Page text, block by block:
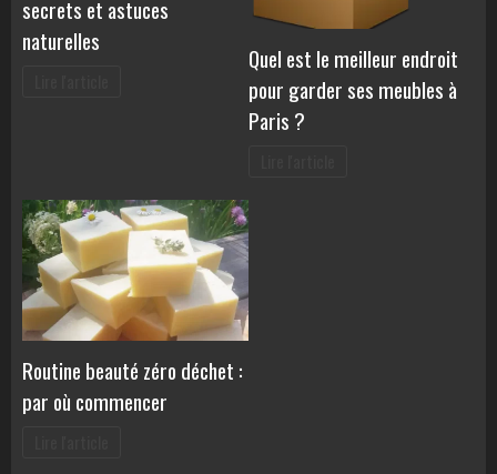
secrets et astuces
naturelles
Quel est le meilleur endroit
pour garder ses meubles à
Paris ?
Routine beauté zéro déchet :
par où commencer